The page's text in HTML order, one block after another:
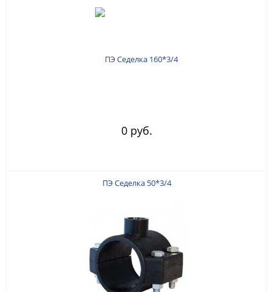
0 руб.
ПЭ Седелка 50*3/4